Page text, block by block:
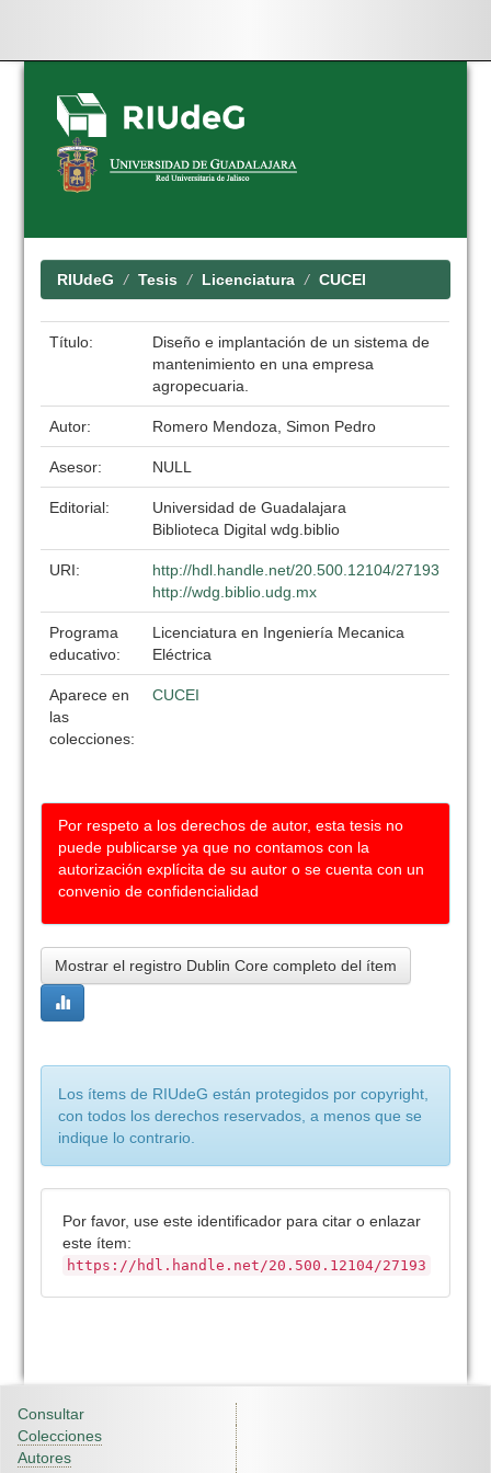
Skip
navigation
RIUdeG Tesis Licenciatura CUCEI
Título:
Diseño e implantación de un sistema de
mantenimiento en una empresa
agropecuaria.
Autor: Romero Mendoza, Simon Pedro
Asesor: NULL
Editorial:
Universidad de Guadalajara
Biblioteca Digital wdg.biblio
URI:
http://hdl.handle.net/20.500.12104/27193
http://wdg.biblio.udg.mx
Programa
educativo:
Licenciatura en Ingeniería Mecanica
Eléctrica
Aparece en
las
colecciones:
CUCEI
Por respeto a los derechos de autor, esta tesis no
puede publicarse ya que no contamos con la
autorización explícita de su autor o se cuenta con un
convenio de confidencialidad
Mostrar el registro Dublin Core completo del ítem
Los ítems de RIUdeG están protegidos por copyright,
con todos los derechos reservados, a menos que se
indique lo contrario.
Por favor, use este identificador para citar o enlazar
este ítem:
https://hdl.handle.net/20.500.12104/27193
Consultar
Colecciones
Autores